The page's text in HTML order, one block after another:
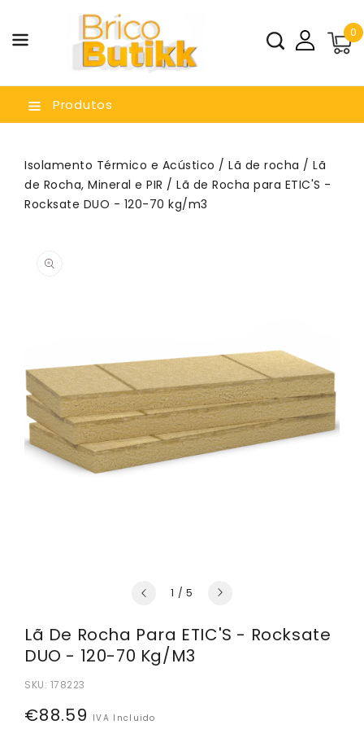
0
Produtos
Isolamento Térmico e Acústico / Lã de rocha / Lã
de Rocha, Mineral e PIR / Lã de Rocha para ETIC'S -
Rocksate DUO - 120-70 kg/m3
1 /de
5
Lã De Rocha Para ETIC'S - Rocksate
DUO - 120-70 Kg/m3
SKU: 178223
Preço
€88.59 IVA Incluido